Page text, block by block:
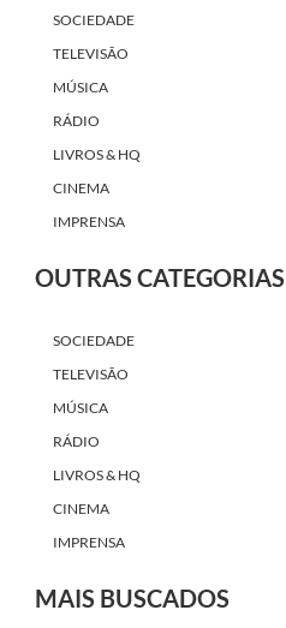
SOCIEDADE
TELEVISÃO
MÚSICA
RÁDIO
LIVROS & HQ
CINEMA
IMPRENSA
OUTRAS CATEGORIAS
SOCIEDADE
TELEVISÃO
MÚSICA
RÁDIO
LIVROS & HQ
CINEMA
IMPRENSA
MAIS BUSCADOS